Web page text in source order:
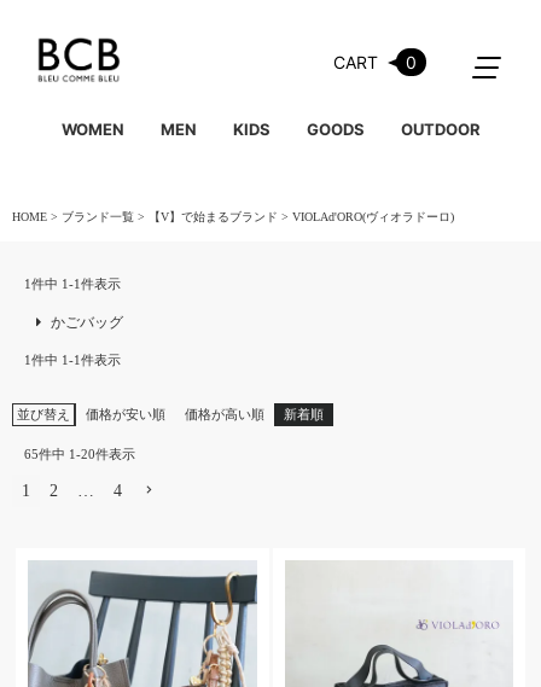
CART 0
WOMEN MEN KIDS GOODS OUTDOOR
HOME ブランド一覧 【V】で始まるブランド VIOLAd'ORO(ヴィオラドーロ)
1件中 1-1件表示
かごバッグ
1件中 1-1件表示
並び替え 価格が安い順 価格が高い順 新着順
65件中 1-20件表示
1 2 … 4